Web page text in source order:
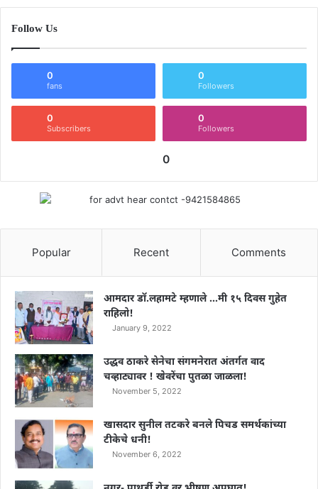
Follow Us
0
fans
0
Followers
0
Subscribers
0
Followers
0
Popular Recent Comments
आमदार डॉ.लहामटे म्हणाले …मी १५ दिवस गुहेत
राहिलो!
January 9, 2022
उद्धव ठाकरे सेनेचा संगमनेरात अंतर्गत वाद
चव्हाट्यावर ! खेवरेंचा पुतळा जाळला!
November 5, 2022
खासदार सुनील तटकरे बनले पिचड समर्थकांच्या
टीकेचे धनी!
November 6, 2022